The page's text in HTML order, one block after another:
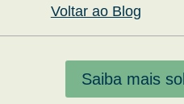
Voltar ao Blog
Saiba mais